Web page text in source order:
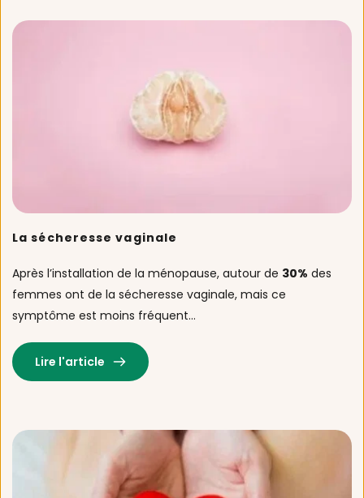
La sécheresse vaginale
Après l’installation de la ménopause, autour de 30% des
femmes ont de la sécheresse vaginale, mais ce
symptôme est moins fréquent...
Lire l'article